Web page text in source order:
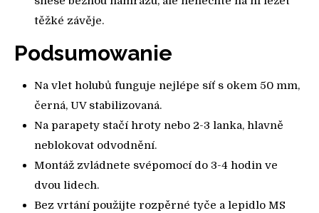
těžké závěje.
Podsumowanie
Na vlet holubů funguje nejlépe síť s okem 50 mm,
černá, UV stabilizovaná.
Na parapety stačí hroty nebo 2-3 lanka, hlavně
neblokovat odvodnění.
Montáž zvládnete svépomocí do 3-4 hodin ve
dvou lidech.
Bez vrtání použijte rozpěrné tyče a lepidlo MS